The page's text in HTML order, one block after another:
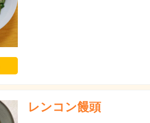
レンコン饅頭